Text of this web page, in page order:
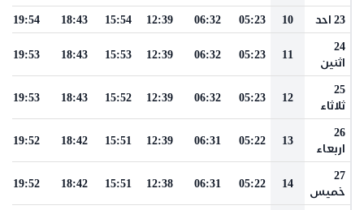
23 احد 10
05:23
06:32
12:39
15:54
18:43
19:54
24
اثنين
11
05:23
06:32
12:39
15:53
18:43
19:53
25
ثلاثاء
12
05:23
06:32
12:39
15:52
18:43
19:53
26
اربعاء
13
05:22
06:31
12:39
15:51
18:42
19:52
27
خميس
14
05:22
06:31
12:38
15:51
18:42
19:52